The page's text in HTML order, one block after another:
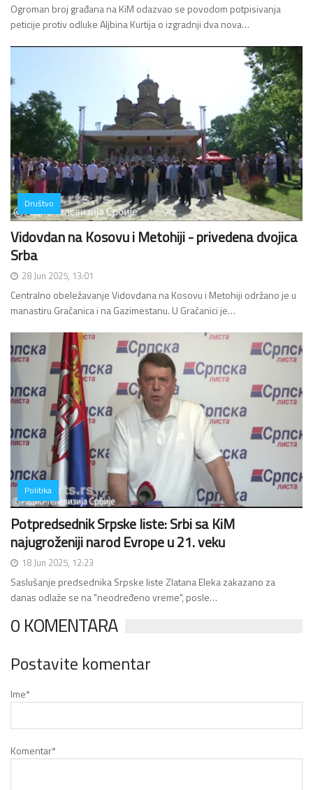
Ogroman broj građana na KiM odazvao se povodom potpisivanja
peticije protiv odluke Aljbina Kurtija o izgradnji dva nova…
Društvo
Vidovdan na Kosovu i Metohiji - privedena dvojica
Srba
28 Jun 2025, 13:01
Centralno obeležavanje Vidovdana na Kosovu i Metohiji održano je u
manastiru Gračanica i na Gazimestanu. U Gračanici je…
Politika
Potpredsednik Srpske liste: Srbi sa KiM
najugroženiji narod Evrope u 21. veku
18 Jun 2025, 12:23
Saslušanje predsednika Srpske liste Zlatana Eleka zakazano za
danas odlaže se na "neodređeno vreme", posle…
0 KOMENTARA
Postavite komentar
Ime*
Komentar*